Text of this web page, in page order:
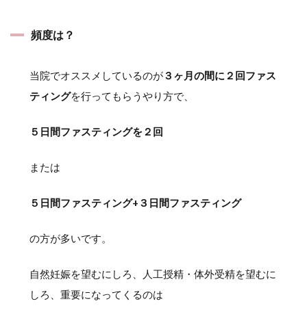
頻度は？
当院でオススメしているのが３ヶ月の間に２回ファス
ティングを行ってもらうやり方で、
５日間ファスティングを２回
または
５日間ファスティング+３日間ファスティング
の方が多いです。
自然妊娠を望むにしろ、人工授精・体外受精を望むに
しろ、重要になってくるのは